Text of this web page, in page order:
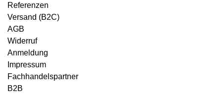
Referenzen
Versand (B2C)
AGB
Widerruf
Anmeldung
Impressum
Fachhandelspartner
B2B